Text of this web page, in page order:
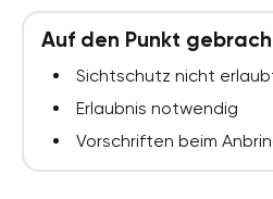
Auf den Punkt
Sichtschutz nicht
Erlaubnis notwendig
Vorschriften beim